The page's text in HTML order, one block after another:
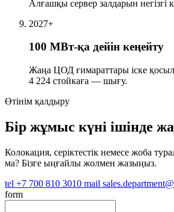
Алғашқы сервер залдарын негізгі
2027+
100 МВт-қа дейін кеңейту
Жаңа ЦОД ғимараттары іске
4 224 стойкаға — шығу.
Өтінім қалдыру
Бір жұмыс күні ішінде
Колокация, серіктестік немесе жоба
ма? Бізге ыңғайлы жолмен жазыңыз.
tel +7 700 810 3010 mail
form